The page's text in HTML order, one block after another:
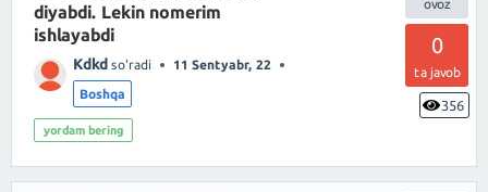
0
ta javob
356
diyabdi. Lekin nomerim
ishlayabdi
Kdkd so'radi 11 Sentyabr, 22
Boshqa
yordam bering